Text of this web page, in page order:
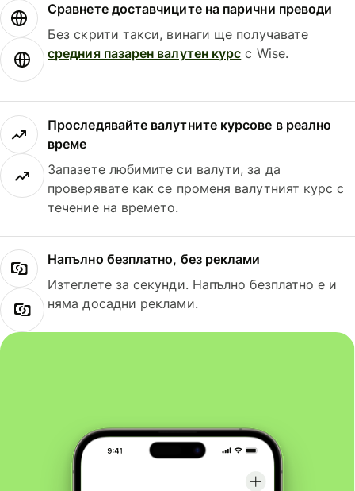
Сравнете доставчиците на парични преводи
Без скрити такси, винаги ще получавате
средния пазарен валутен курс с Wise.
Проследявайте валутните курсове в реално
време
Запазете любимите си валути, за да
проверявате как се променя валутният курс с
течение на времето.
Напълно безплатно, без реклами
Изтеглете за секунди. Напълно безплатно е и
няма досадни реклами.